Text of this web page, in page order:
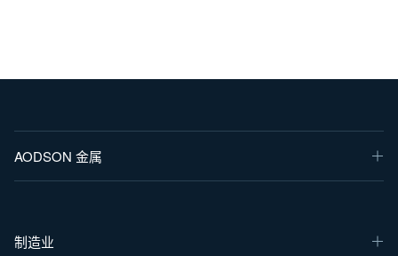
AODSON 金属
制造业